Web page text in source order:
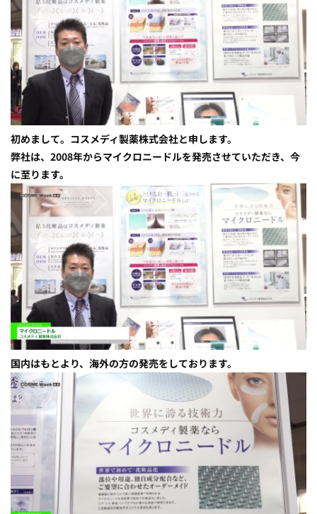
初めまして。コスメディ製薬株式会社と申します。
弊社は、2008年からマイクロニードルを発売させていただき、今
に至ります。
国内はもとより、海外の方の発売をしております。